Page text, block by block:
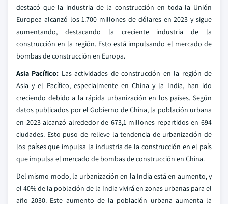
destacó que la industria de la construcción en toda la Unión
Europea alcanzó los 1.700 millones de dólares en 2023 y sigue
aumentando, destacando la creciente industria de la
construcción en la región. Esto está impulsando el mercado de
bombas de construcción en Europa.
Asia Pacífico: Las actividades de construcción en la región de
Asia y el Pacífico, especialmente en China y la India, han ido
creciendo debido a la rápida urbanización en los países. Según
datos publicados por el Gobierno de China, la población urbana
en 2023 alcanzó alrededor de 673,1 millones repartidos en 694
ciudades. Esto puso de relieve la tendencia de urbanización de
los países que impulsa la industria de la construcción en el país
que impulsa el mercado de bombas de construcción en China.
Del mismo modo, la urbanización en la India está en aumento, y
el 40% de la población de la India vivirá en zonas urbanas para el
año 2030. Este aumento de la población urbana aumenta la